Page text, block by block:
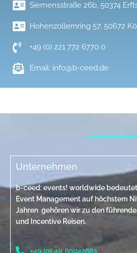
Siemensstraße 26b, 50374
Hohenzollernring 57, 50672
+49 (0) 221 772 6770 0
Email: info@b-ceed.de
Unternehmen
b-ceed: events! worldwide
Event Management auf höchstem
Jahren gehören wir zu den
und Incentive Reisen.
+49 (0) 40 60942883